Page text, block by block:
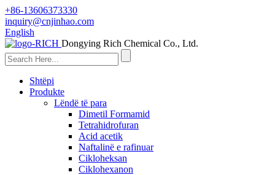
+86-13606373330
inquiry@cnjinhao.com
English
Dongying Rich Chemical Co., Ltd.
Shtëpi
Produkte
Lëndë të para
Dimetil Formamid
Tetrahidrofuran
Acid acetik
Naftalinë e rafinuar
Cikloheksan
Ciklohexanon